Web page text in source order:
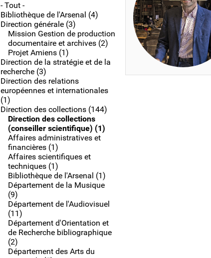
- Tout -
Bibliothèque de l'Arsenal (4)
Direction générale (3)
Mission Gestion de production
documentaire et archives (2)
Projet Amiens (1)
Direction de la stratégie et de la
recherche (3)
Direction des relations
européennes et internationales
(1)
Direction des collections (144)
Direction des collections
(conseiller scientifique) (1)
Affaires administratives et
financières (1)
Affaires scientifiques et
techniques (1)
Bibliothèque de l'Arsenal (1)
Département de la Musique
(9)
Département de l'Audiovisuel
(11)
Département d'Orientation et
de Recherche bibliographique
(2)
Département des Arts du